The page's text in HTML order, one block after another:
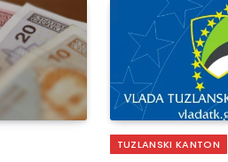
TUZLANSKI KANTON